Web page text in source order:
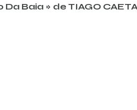
Da Baia » de TIAGO